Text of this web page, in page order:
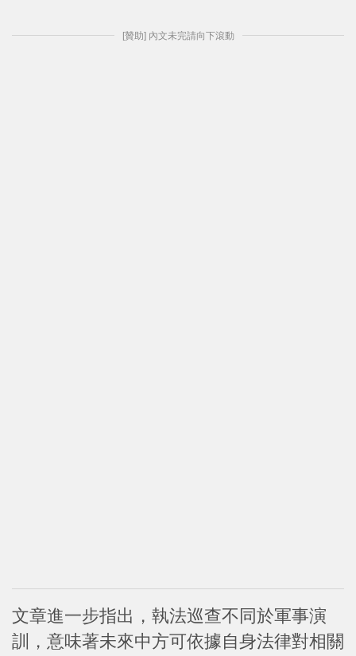
[贊助] 內文未完請向下滾動
文章進一步指出，執法巡查不同於軍事演
訓，意味著未來中方可依據自身法律對相關